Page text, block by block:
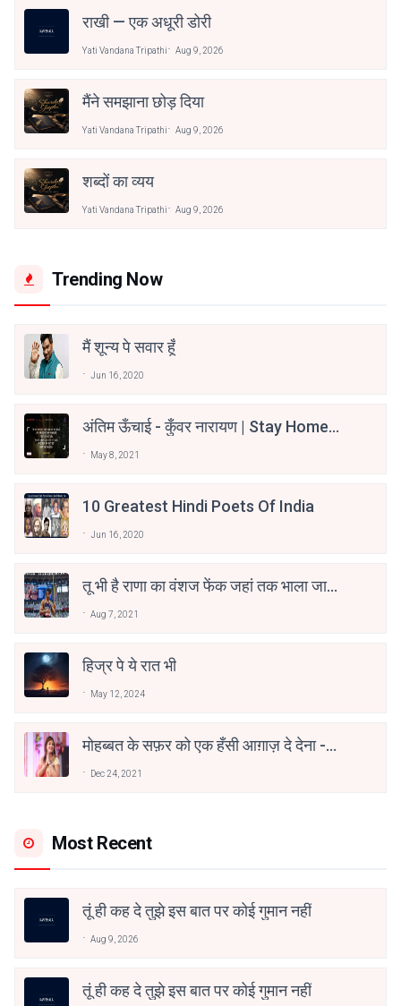
राखी — एक अधूरी डोरी
Yati Vandana Tripathi Aug 9, 2026
मैंने समझाना छोड़ दिया
Yati Vandana Tripathi Aug 9, 2026
शब्दों का व्यय
Yati Vandana Tripathi Aug 9, 2026
Trending Now
मैं शून्य पे सवार हूँ
Jun 16, 2020
अंतिम ऊँचाई - कुँवर नारायण | Stay Home
May 8, 2021
10 Greatest Hindi Poets Of India
Jun 16, 2020
तू भी है राणा का वंशज फेंक जहां तक भाला जाए:
Aug 7, 2021
हिज्र पे ये रात भी
May 12, 2024
मोहब्बत के सफ़र को एक हँसी आग़ाज़ दे देना -
Dec 24, 2021
Most Recent
तूं ही कह दे तुझे इस बात पर कोई गुमान नहीं
Aug 9, 2026
तूं ही कह दे तुझे इस बात पर कोई गुमान नहीं